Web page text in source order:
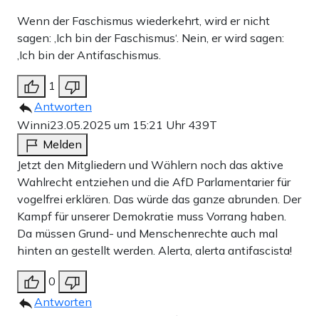
Wenn der Faschismus wiederkehrt, wird er nicht
sagen: ‚Ich bin der Faschismus‘. Nein, er wird sagen:
‚Ich bin der Antifaschismus.
1
Antworten
Winni23.05.2025 um 15:21 Uhr 439T
Melden
Jetzt den Mitgliedern und Wählern noch das aktive
Wahlrecht entziehen und die AfD Parlamentarier für
vogelfrei erklären. Das würde das ganze abrunden. Der
Kampf für unserer Demokratie muss Vorrang haben.
Da müssen Grund- und Menschenrechte auch mal
hinten an gestellt werden. Alerta, alerta antifascista!
0
Antworten